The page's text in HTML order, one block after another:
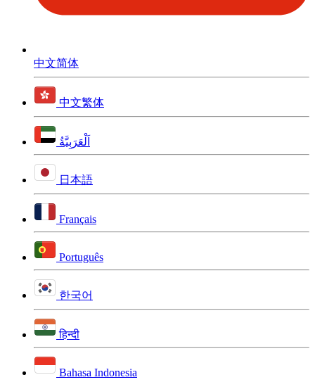
中文简体
中文繁体
اَلْعَرَبِيَّةُ
日本語
Français
Português
한국어
हिन्दी
Bahasa Indonesia